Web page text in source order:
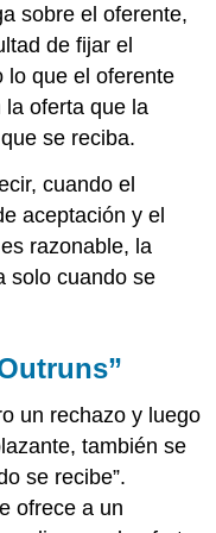
sobre el oferente,
de fijar el
lo que el oferente
la oferta que la
se reciba.
cuando el
aceptación y el
razonable, la
solo cuando se
un rechazo y luego
también se
se recibe”.
ofrece a un